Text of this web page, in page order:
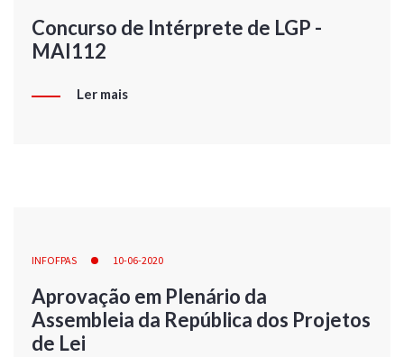
Concurso de Intérprete de LGP -
MAI112
Ler mais
INFOFPAS 10-06-2020
Aprovação em Plenário da
Assembleia da República dos Projetos
de Lei